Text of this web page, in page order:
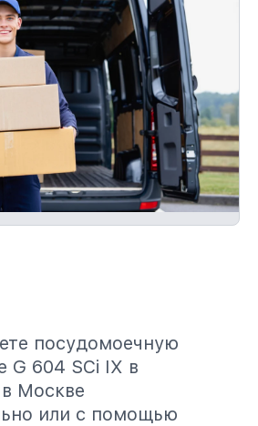
посудомоечную
G 604 SCi IX в
Москве
или с помощью